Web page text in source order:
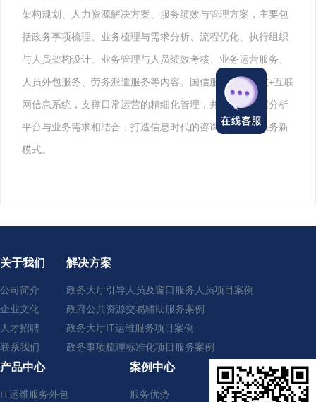
架构规划、人力资源解决方案、服务绩效与管理方案，主要包
括政务事项梳理、业务梳理与需求分析、流程优化、执行组织
与人员架构设计、业务管理与人员绩效考核、业务运营服务、
人员外包服务、劳务派遣服务等内容。国信服务结合科技+互联
网信息系统，支撑日常运营的精细化管理，并利用大数据分析
平台与业务需求相结合，打造信息时代的咨询、管理、服务新
模式。
关于我们
公司简介
企业文化
人才招聘
联系我们
解决方案
政务大厅引导人员及窗口服务人员项目案例
政府公共资源交易辅助服务案例
政务大厅IT运维服务项目案例
政务事项梳理标准化项目服务案例
产品中心
IT运维服务外包
案例中心
服务优势